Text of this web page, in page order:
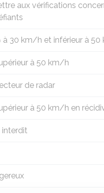
aux vérifications
à 30 km/h et inférieur à
à 50 km/h
de radar
à 50 km/h en
interdit